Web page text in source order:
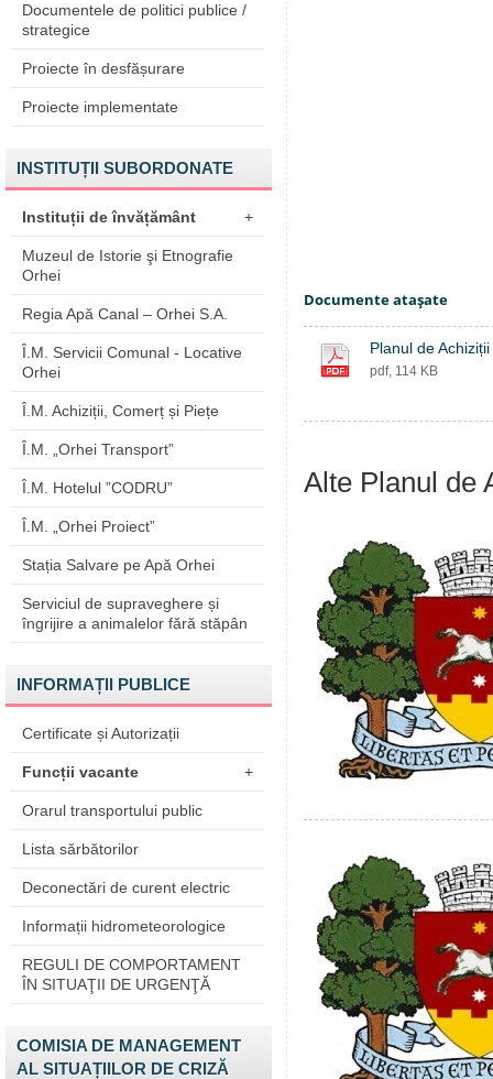
Documentele de politici publice /
strategice
Proiecte în desfășurare
Proiecte implementate
INSTITUȚII SUBORDONATE
Instituții de învățământ +
Muzeul de Istorie şi Etnografie
Orhei
Regia Apă Canal – Orhei S.A.
Î.M. Servicii Comunal - Locative
Orhei
Î.M. Achiziții, Comerț și Piețe
Î.M. „Orhei Transport”
Î.M. Hotelul ”CODRU”
Î.M. „Orhei Proiect”
Stația Salvare pe Apă Orhei
Serviciul de supraveghere și
îngrijire a animalelor fără stăpân
INFORMAȚII PUBLICE
Certificate și Autorizații
Funcții vacante +
Orarul transportului public
Lista sărbătorilor
Deconectări de curent electric
Informații hidrometeorologice
REGULI DE COMPORTAMENT
ÎN SITUAŢII DE URGENŢĂ
COMISIA DE MANAGEMENT
AL SITUAȚIILOR DE CRIZĂ
Documente ataşate
Planul de
pdf, 114 KB
Alte Planul de